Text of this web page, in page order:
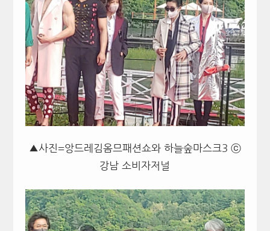
▲사진=앙드레김옴므패션쇼와 하늘숲마스크3 ⓒ
강남 소비자저널